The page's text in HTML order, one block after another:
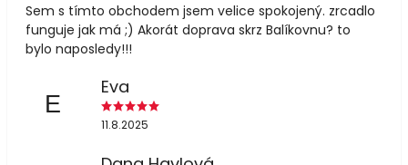
Sem s tímto obchodem jsem velice spokojený. zrcadlo
funguje jak má ;) Akorát doprava skrz Balíkovnu? to
bylo naposledy!!!
E
Eva
11.8.2025